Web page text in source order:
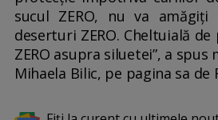
sucul ZERO, nu va amăgiți
deserturi ZERO. Cheltuială
ZERO asupra siluetei”, a
Mihaela Bilic, pe pagina sa de